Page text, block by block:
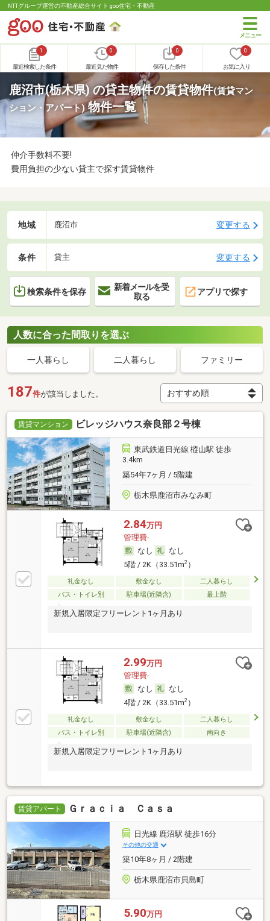
NTTグループ運営の不動産総合サイト goo住宅・不動産
1
最近検索した条件
0
最近見た物件
0
保存した条件
0
お気に入り
鹿沼市(栃木県) の貸主物件の賃貸物件(賃貸マン
ション・アパート)物件一覧
仲介手数料不要!
費用負担の少ない貸主で探す賃貸物件
地域 鹿沼市 変更する
条件 貸主 変更する
検索条件を保存
新着メールを受
取る
アプリで探す
人数に合った間取りを選ぶ
一人暮らし 二人暮らし ファミリー
187件が該当しました。
賃貸マンション ビレッジハウス奈良部２号棟
東武鉄道日光線 樅山駅 徒歩
3.4km
築54年7ヶ月 / 5階建
栃木県鹿沼市みなみ町
2.84万円
管理費-
なし
なし
5階 / 2K（33.51m2）
礼金なし 敷金なし
二人暮らし
バス・トイレ別
駐車場(近隣含) 最上階
新規入居限定フリーレント1ヶ月あり
2.99万円
管理費-
なし
なし
4階 / 2K（33.51m2）
礼金なし 敷金なし
二人暮らし
バス・トイレ別
駐車場(近隣含) 南向き
新規入居限定フリーレント1ヶ月あり
賃貸アパート Ｇｒａｃｉａ Ｃａｓａ
日光線 鹿沼駅 徒歩16分
その他の交通
築10年8ヶ月 / 2階建
栃木県鹿沼市貝島町
5.90万円